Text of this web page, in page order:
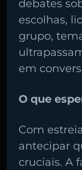
debates
escolhas,
grupo,
em
O que
Com
antecipar
cruciais. A